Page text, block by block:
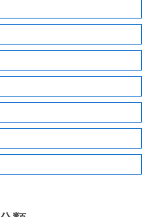
都更升級了 房間也簡單乾
客氣 回覆訊息也很快速 民
都蠻近的 下次來墾丁一樣